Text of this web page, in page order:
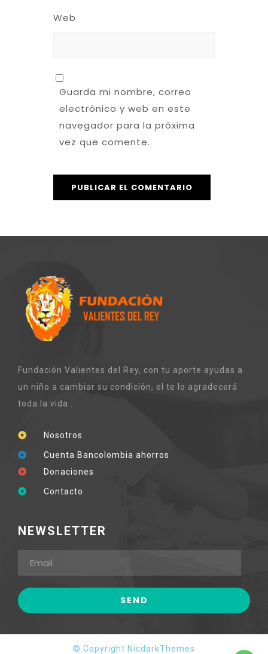
Web
Guarda mi nombre, correo
electrónico y web en este
navegador para la próxima
vez que comente.
Fundación Valientes del Rey, con tu aporte ayudas a
un niño a cambiar su condición, el te lo agradecerá
toda la vida .
Nosotros
Cuenta Bancolombia ahorros
Donaciones
Contacto
NEWSLETTER
© Copyright NicdarkThemes